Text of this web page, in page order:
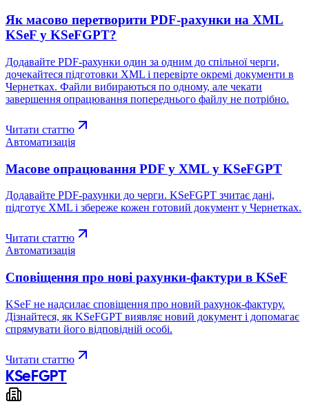
Як масово перетворити PDF-рахунки на XML
KSeF у KSeFGPT?
Додавайте PDF-рахунки один за одним до спільної черги,
дочекайтеся підготовки XML і перевірте окремі документи в
Чернетках. Файли вибираються по одному, але чекати
завершення опрацювання попереднього файлу не потрібно.
Читати статтю
Автоматизація
Масове опрацювання PDF у XML у KSeFGPT
Додавайте PDF-рахунки до черги. KSeFGPT зчитає дані,
підготує XML і збереже кожен готовий документ у Чернетках.
Читати статтю
Автоматизація
Сповіщення про нові рахунки-фактури в KSeF
KSeF не надсилає сповіщення про новий рахунок-фактуру.
Дізнайтеся, як KSeFGPT виявляє новий документ і допомагає
спрямувати його відповідній особі.
Читати статтю
KSeFGPT